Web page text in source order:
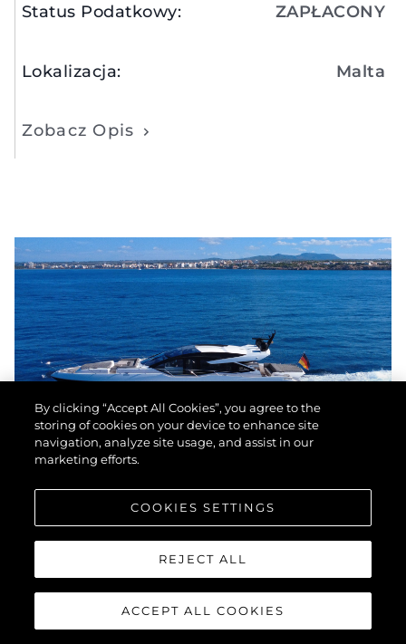
Status Podatkowy: ZAPŁACONY
Lokalizacja: Malta
Zobacz Opis
SUNSEEKER PREDATOR 74
By clicking “Accept All Cookies”, you agree to the
storing of cookies on your device to enhance site
navigation, analyze site usage, and assist in our
marketing efforts.
COOKIES SETTINGS
REJECT ALL
ACCEPT ALL COOKIES